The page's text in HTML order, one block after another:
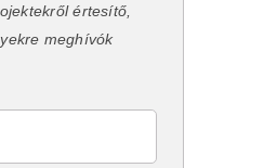
értesítő,
meghívók